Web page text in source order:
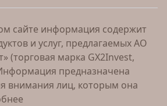
сайте информация содержит
и услуг, предлагаемых АО
(торговая марка GX2Invest,
предназначена
внимания лиц, которым она